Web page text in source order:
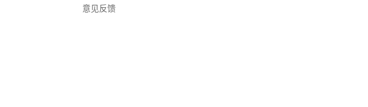
意见反馈